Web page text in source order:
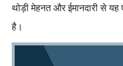
थोड़ी मेहनत और ईमानदारी से
है।